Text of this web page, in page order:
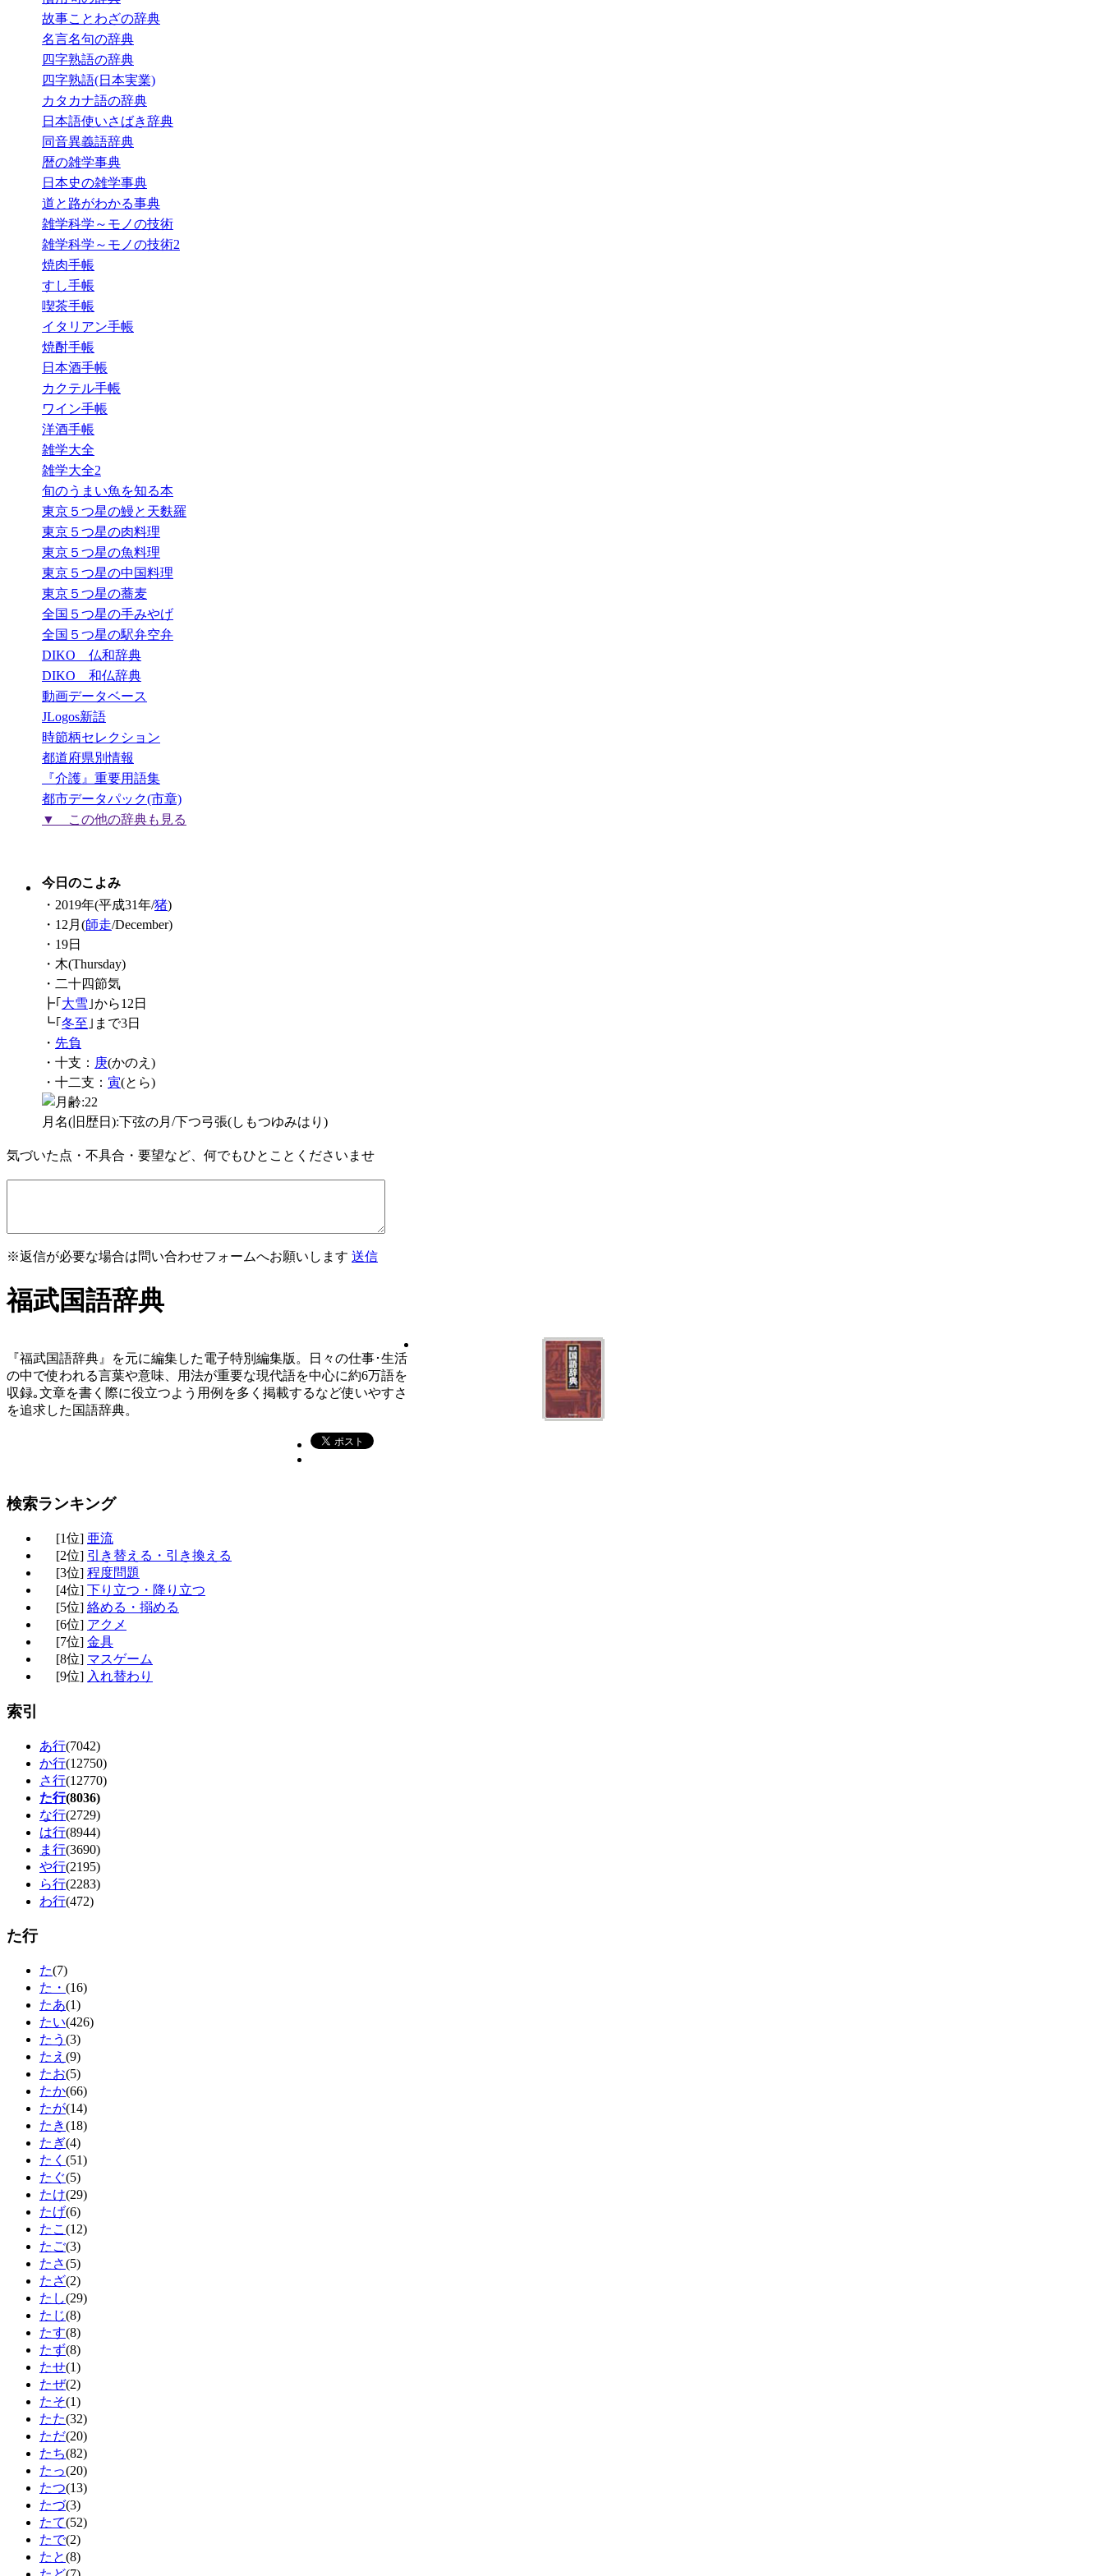
故事ことわざの辞典
名言名句の辞典
四字熟語の辞典
四字熟語(日本実業)
カタカナ語の辞典
日本語使いさばき辞典
同音異義語辞典
暦の雑学事典
日本史の雑学事典
道と路がわかる事典
雑学科学～モノの技術
雑学科学～モノの技術2
焼肉手帳
すし手帳
喫茶手帳
イタリアン手帳
焼酎手帳
日本酒手帳
カクテル手帳
ワイン手帳
洋酒手帳
雑学大全
雑学大全2
旬のうまい魚を知る本
東京５つ星の鰻と天麩羅
東京５つ星の肉料理
東京５つ星の魚料理
東京５つ星の中国料理
東京５つ星の蕎麦
全国５つ星の手みやげ
全国５つ星の駅弁空弁
DIKO 仏和辞典
DIKO 和仏辞典
動画データベース
JLogos新語
時節柄セレクション
都道府県別情報
『介護』重要用語集
都市データパック(市章)
▼ この他の辞典も見る
今日のこよみ
・2019年(平成31年/猪)
・12月(師走/December)
・19日
・木(Thursday)
・二十四節気
┣｢ 大雪 ｣から12日
┗｢ 冬至 ｣まで3日
・ 先負
・十支： 庚(かのえ)
・十二支： 寅(とら)
月名(旧歴日):下弦の月/下つ弓張(しもつゆみはり)
気づいた点・不具合・要望など、何でもひとことくださいませ
※返信が必要な場合は問い合わせフォームへお願いします 送信
福武国語辞典
『福武国語辞典』を元に編集した電子特別編集版。日々の仕事･生活
の中で使われる言葉や意味、用法が重要な現代語を中心に約6万語を
収録｡文章を書く際に役立つよう用例を多く掲載するなど使いやすさ
を追求した国語辞典。
検索ランキング
[1位] 亜流
[2位] 引き替える・引き換える
[3位] 程度問題
[4位] 下り立つ・降り立つ
[5位] 絡める・搦める
[6位] アクメ
[7位] 金具
[8位] マスゲーム
[9位] 入れ替わり
索引
あ行(7042)
か行(12750)
さ行(12770)
た行(8036)
な行(2729)
は行(8944)
ま行(3690)
や行(2195)
ら行(2283)
わ行(472)
た行
た(7)
た・ (16)
たあ(1)
たい(426)
たう (3)
たえ (9)
たお(5)
たか(66)
たが(14)
たき(18)
たぎ(4)
たく (51)
たぐ(5)
たけ(29)
たげ(6)
たこ (12)
たご(3)
たさ(5)
たざ(2)
たし(29)
たじ(8)
たす(8)
たず(8)
たせ(1)
たぜ(2)
たそ(1)
たた(32)
ただ(20)
たち(82)
たっ(20)
たつ(13)
たづ(3)
たて(52)
たで(2)
たと(8)